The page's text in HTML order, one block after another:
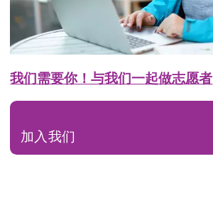
我们需要你！与我们一起做志愿者
加入我们